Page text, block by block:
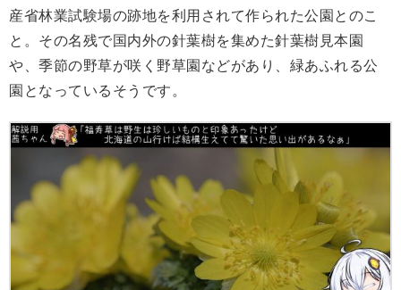
産省林業試験場の跡地を利用されて作られた公園とのこ
と。その名残で国内外の針葉樹を集めた針葉樹見本園
や、季節の野草が咲く野草園などがあり、緑あふれる公
園となっているそうです。